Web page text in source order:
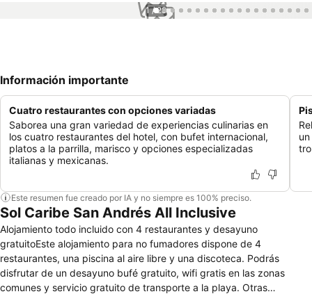
1 / 28
Información importante
Cuatro restaurantes con opciones variadas
Saborea una gran variedad de experiencias culinarias en
los cuatro restaurantes del hotel, con bufet internacional,
platos a la parrilla, marisco y opciones especializadas
italianas y mexicanas.
Este resumen fue creado por IA y no siempre es 100% preciso.
Sol Caribe San Andrés All Inclusive
Alojamiento todo incluido con 4 restaurantes y desayuno
gratuitoEste alojamiento para no fumadores dispone de 4
restaurantes, una piscina al aire libre y una discoteca. Podrás
disfrutar de un desayuno bufé gratuito, wifi gratis en las zonas
comunes y servicio gratuito de transporte a la playa. Otras